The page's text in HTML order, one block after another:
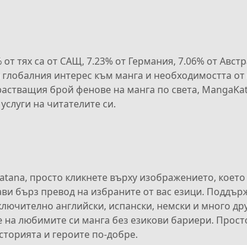
тях са от САЩ, 7.23% от Германия, 7.06% от
интерес към манга и необходимостта
брой фенове на манга по света,
на читателите си.
просто кликнете върху изображението, което
бърз превод на избраните от вас езици.
английски, испански, немски и много
любимите си манга без езикови бариери.
и героите по-добре.